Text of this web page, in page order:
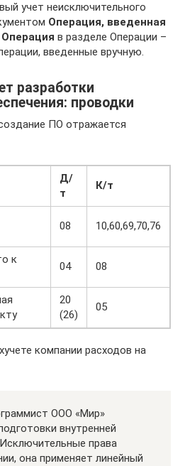
учет неисключительного
Операция, введенная
Операция в разделе Операции –
введенные вручную.
разработки
проводки
ПО отражается
Д/
т
К/т
08 10,60,69,70,76
к
04 08
20
(26)
05
компании расходов на
ООО «Мир»
внутренней
права
она применяет линейный